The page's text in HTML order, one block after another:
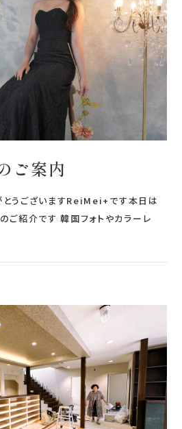
１
休）
ご案内
とうございますReiMei+です本日は
ご紹介です 韓国フォトやカラーレ